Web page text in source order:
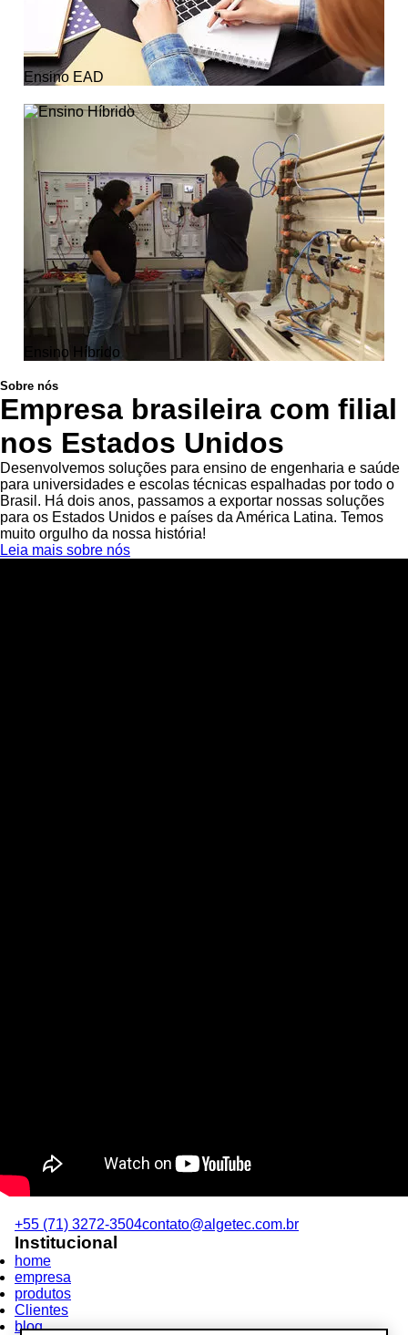
Ensino EAD
Ensino Híbrido
Sobre nós
Empresa brasileira com filial
nos Estados Unidos
Desenvolvemos soluções para ensino de engenharia e saúde
para universidades e escolas técnicas espalhadas por todo o
Brasil. Há dois anos, passamos a exportar nossas soluções
para os Estados Unidos e países da América Latina. Temos
muito orgulho da nossa história!
Leia mais sobre nós
+55 (71) 3272-3504contato@algetec.com.br
Institucional
home
empresa
produtos
Clientes
blog